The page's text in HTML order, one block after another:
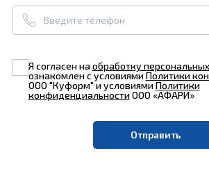
Я согласен наобработку
ознакомлен с условиямиПолитики
ООО "Куформ" и условиямиПолитики
конфиденциальностиООО «АФАРИ»